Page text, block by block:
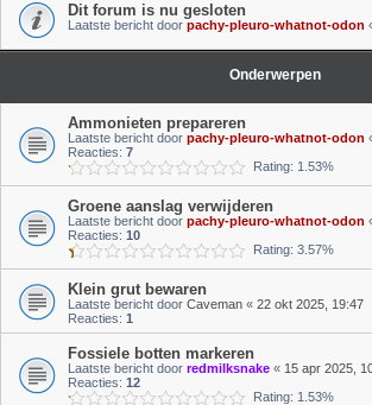
Dit forum is nu gesloten
Laatste bericht door pachy-pleuro-whatnot-odon
Onderwerpen
Ammonieten prepareren
Laatste bericht door pachy-pleuro-whatnot-odon
Reacties: 7
Rating: 1.53%
Groene aanslag verwijderen
Laatste bericht door pachy-pleuro-whatnot-odon
Reacties: 10
Rating: 3.57%
Klein grut bewaren
Laatste bericht door Caveman « 22 okt 2025, 19:47
Reacties: 1
Fossiele botten markeren
Laatste bericht door redmilksnake « 15 apr 2025,
Reacties: 12
Rating: 1.53%